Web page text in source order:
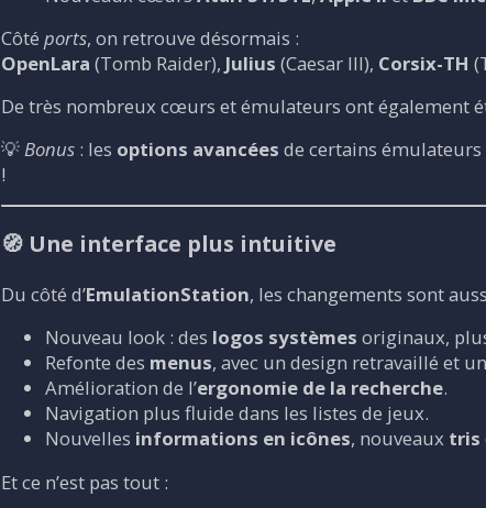
Côté ports, on retrouve désormais :
OpenLara (Tomb Raider), Julius (Caesar III), Corsix-TH
De très nombreux cœurs et émulateurs ont également
💡Bonus : les options avancées de certains
!
🧭 Une interface plus intuitive
Du côté d’EmulationStation, les changements sont
Nouveau look : des logos systèmes originaux,
Refonte des menus, avec un design retravaillé et
Amélioration de l’ergonomie de la recherche.
Navigation plus fluide dans les listes de jeux.
Nouvelles informations en icônes, nouveaux tris
Et ce n’est pas tout :